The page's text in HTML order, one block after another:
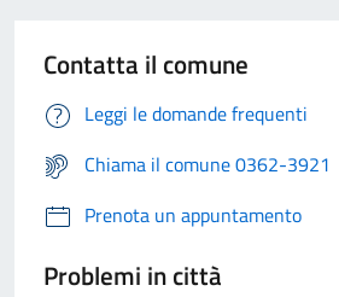
Contatta il comune
Leggi le domande frequenti
Chiama il comune 0362-3921
Prenota un appuntamento
Problemi in città